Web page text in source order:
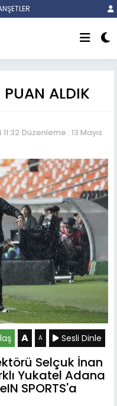
PUAN ALDIK
Düzenleme : 13 Mayıs
A A Sesli Dinle
Selçuk İnan
Yukatel Adana
SPORTS'a